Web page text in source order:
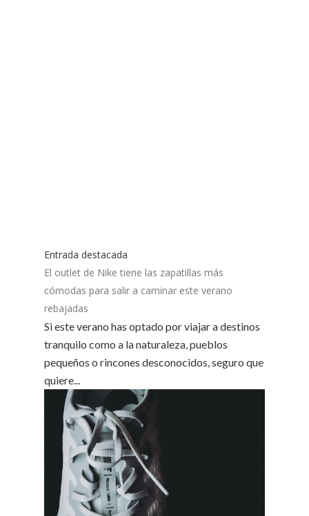
Entrada destacada
El outlet de Nike tiene las zapatillas más
cómodas para salir a caminar este verano
rebajadas
Si este verano has optado por viajar a destinos
tranquilo como a la naturaleza, pueblos
pequeños o rincones desconocidos, seguro que
quiere...